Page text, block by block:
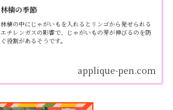
林檎の季節
林檎の中にじゃがいもを入れるとリンゴから発せられる
エチレンガスの影響で、じゃがいもの芽が伸びるのを防
ぐ役割があるそうです。
applique-pen.com